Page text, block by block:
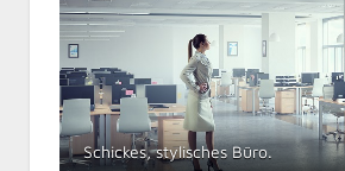
Schickes, stylisches Büro.